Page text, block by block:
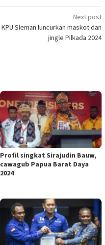
Next post
KPU Sleman luncurkan maskot dan
jingle Pilkada 2024
Profil singkat Sirajudin Bauw,
cawagub Papua Barat Daya
2024